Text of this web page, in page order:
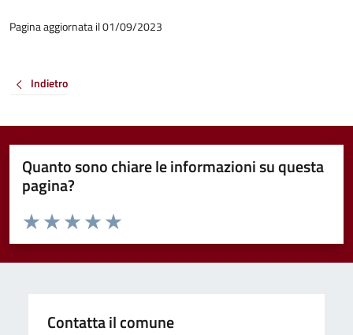
Pagina aggiornata il 01/09/2023
Indietro
Quanto sono chiare le informazioni su questa
pagina?
Valuta da 1 a 5 stelle la pagina
Valuta 5 stelle su 5
Valuta 4 stelle su 5
Valuta 3 stelle su 5
Valuta 2 stelle su 5
Valuta 1 stelle su 5
Contatta il comune